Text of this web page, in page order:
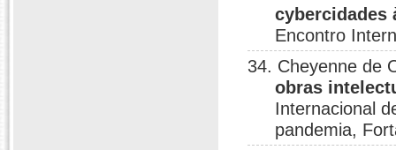
cybercidades
Encontro
34. Cheyenne de
obras
Internacional
pandemia,